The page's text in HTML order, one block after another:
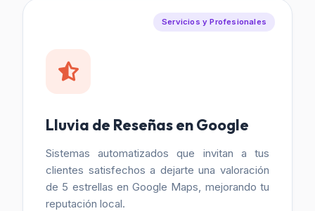
Servicios y Profesionales
Lluvia de Reseñas en Google
Sistemas automatizados que invitan a tus
clientes satisfechos a dejarte una valoración
de 5 estrellas en Google Maps, mejorando tu
reputación local.